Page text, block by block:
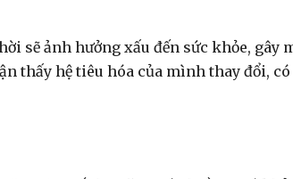
sẽ ảnh hưởng xấu đến sức khỏe, gây
thấy hệ tiêu hóa của mình thay đổi, có